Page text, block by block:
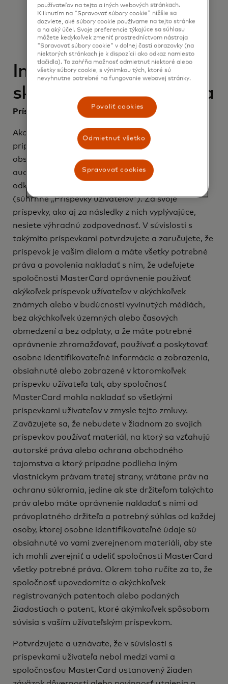
oprávnení konať v mene ich držiteľa;
Vašu adresu, telefónne číslo a e-mailovú
adresu;
Váš fyzický alebo elektronický podpis.
Interaktívne fóra,
skupiny a spätná väzba
Príspevky a správanie užívateľov
Ako užívateľ stránky môžete podávať svoje
pripomienky, ktoré môžu pozostávať z textového
obsahu, prípadne z fotografií, videí, obrázkov,
audio súborov alebo iných typov obsahu, ako aj z
odkazov na takýto obsah, ak to stránka povoľuje
(súhrnne „Príspevky užívateľov“). Za svoje
príspevky, ako aj za následky z nich vyplývajúce,
nesiete výhradnú zodpovednosť. V súvislosti s
takýmito príspevkami potvrdzujete a zaručujete, že
príspevok je vaším dielom a máte všetky potrebné
práva a povolenia nakladať s ním, že udeľujete
spoločnosti MasterCard oprávnenie používať
akýkoľvek príspevok užívateľov v akýchkoľvek
známych alebo v budúcnosti vyvinutých médiách,
bez akýchkoľvek územných alebo časových
obmedzení a bez odplaty, a že máte potrebné
oprávnenie zhromažďovať, používať a poskytovať
osobne identifikovateľné informácie a zobrazenia,
obsiahnuté alebo zobrazené v ktoromkoľvek
príspevku užívateľa tak, aby spoločnosť
MasterCard mohla nakladať so všetkými
príspevkami užívateľov v zmysle tejto zmluvy.
Zaväzujete sa, že nebudete v žiadnom zo svojich
príspevkov používať materiál, na ktorý sa vzťahujú
autorské práva alebo ochrana obchodného
tajomstva a ktorý prípadne podlieha iným
vlastníckym právam tretej strany, vrátane práv na
ochranu súkromia, jedine ak ste držiteľom takýchto
práv alebo máte oprávnenie nakladať s nimi od
právoplatného držiteľa a potrebný súhlas od každej
osoby, ktorej osobne identifikovateľné údaje sú
obsiahnuté vo vami zverejnenom materiáli, aby ste
ich mohli zverejniť a udeliť spoločnosti MasterCard
všetky potrebné práva. Okrem toho ručíte za to, že
spoločnosť upovedomíte o akýchkoľvek
registrovaných patentoch alebo podaných
žiadostiach o patent, ktoré akýmkoľvek spôsobom
súvisia s vaším užívateľským príspevkom.
Potvrdzujete a uznávate, že v súvislosti s
príspevkami užívateľa nebol medzi vami a
spoločnosťou MasterCard ustanovený žiaden
používateľov na tejto a iných webových stránkach.
Kliknutím na "Spravovať súbory cookie" nižšie sa
dozviete, aké súbory cookie používame na tejto stránke
a na aký účel. Svoje preferencie týkajúce sa súhlasu
môžete kedykoľvek zmeniť prostredníctvom nástroja
"Spravovať súbory cookie" v dolnej časti obrazovky (na
niektorých stránkach je k dispozícii ako odkaz namiesto
tlačidla). To zahŕňa možnosť odmietnuť niektoré alebo
všetky súbory cookie, s výnimkou tých, ktoré sú
nevyhnutne potrebné na fungovanie webovej stránky.
Povoliť cookies
Odmietnuť všetko
Spravovať cookies